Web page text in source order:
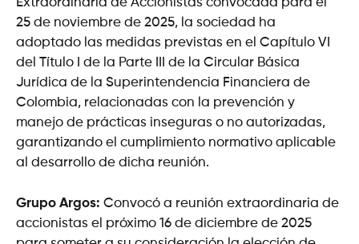
Extraordinaria de Accionistas convocada para el
25 de noviembre de 2025, la sociedad ha
adoptado las medidas previstas en el Capítulo VI
del Título I de la Parte III de la Circular Básica
Jurídica de la Superintendencia Financiera de
Colombia, relacionadas con la prevención y
manejo de prácticas inseguras o no autorizadas,
garantizando el cumplimiento normativo aplicable
al desarrollo de dicha reunión.
Grupo Argos: Convocó a reunión extraordinaria de
accionistas el próximo 16 de diciembre de 2025